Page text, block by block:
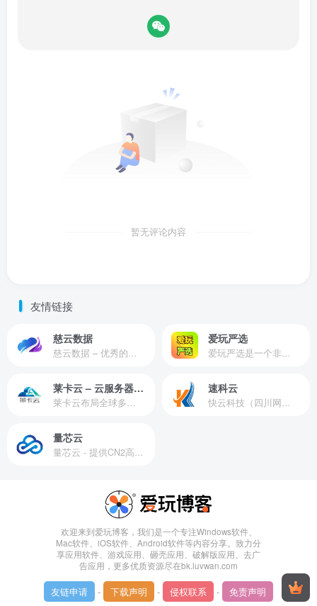
暂无评论内容
友情链接
慈云数据
慈云数据 – 优秀的云服务器服务商，提供最具有性价比的产品。慈云数据是开发者必不可少的良心云
爱玩严选
爱玩严选是一个非常有保障且性价比极高的虚拟商城，包括但不限于苹果证书、技术指导、会员充值等多种虚拟服务！
莱卡云 – 云服务器提供商
莱卡云布局全球多个地理区域。提供服务有：境外云服务器、国内云服务器、独立服务器、服务器托管、CDN、SSL证书、游戏服务器等业务。
速科云
快云科技（四川网联快云科技有限公司）成立于2021年，主营互联网业务平台服务提供商。公司专注为用户提供低价高性能云计算产品，致力于云计算应用的易用性开发，并引导云计算在国内普及
量芯云
量芯云 - 提供CN2高速香港美国云服务器&专业高防服务器租用等云服务器供应商
欢迎来到爱玩博客，我们是一个专注Windows软件、
Mac软件、iOS软件、Android软件等内容分享。致力分
享应用软件、游戏应用、砸壳应用、破解版应用、去广
告应用，更多优质资源尽在bk.luvwan.com
友链申请 - 下载声明 - 侵权联系 - 免责声明